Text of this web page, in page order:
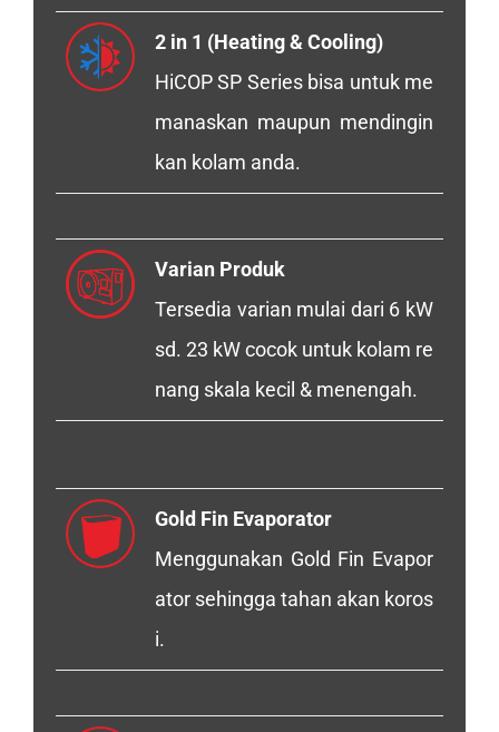
2 in 1 (Heating & Cooling)
HiCOP SP Series bisa untuk me
manaskan maupun mendingin
kan kolam anda.
Varian Produk
Tersedia varian mulai dari 6 kW
sd. 23 kW cocok untuk kolam re
nang skala kecil & menengah.
Gold Fin Evaporator
Menggunakan Gold Fin Evapor
ator sehingga tahan akan koros
i.